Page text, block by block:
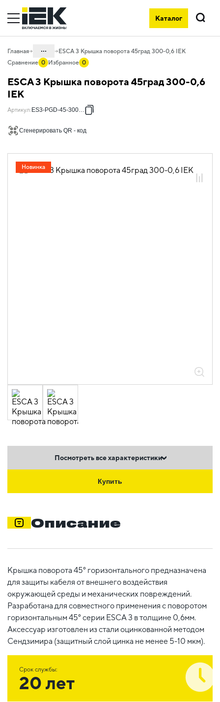
Каталог
Поиск
Главная ...
05.04 Кабельные лотки и аксессуары
металлических
листовых ESCA
05.04.04.03.01 Аксессуары ломаные
ESCA 3 Крышка поворота 45град 300-0,6 IEK
Сравнение 0 Избранное 0
ESCA 3 Крышка поворота 45град 300-0,6
IEK
Новинка
Артикул: ES3-PGD-45-300-06
Сгенерировать QR - код
Посмотреть все характеристики
Купить
Описание
Крышка поворота 45° горизонтального предназначена
для защиты кабеля от внешнего воздействия
окружающей среды и механических повреждений.
Разработана для совместного применения с поворотом
горизонтальным 45° серии ESCA 3 в толщине 0,6мм.
Аксессуар изготовлен из стали оцинкованной методом
Сендзимира (защитный слой цинка не менее 5-10 мкм).
Срок службы:
20 лет